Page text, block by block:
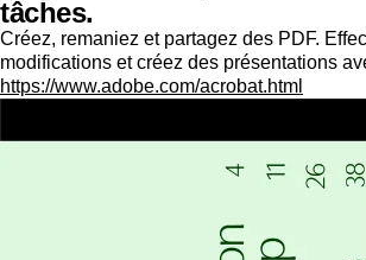
tâches.
Créez, remaniez et partagez des PDF.
modifications et créez des présentations
https://www.adobe.com/acrobat.html